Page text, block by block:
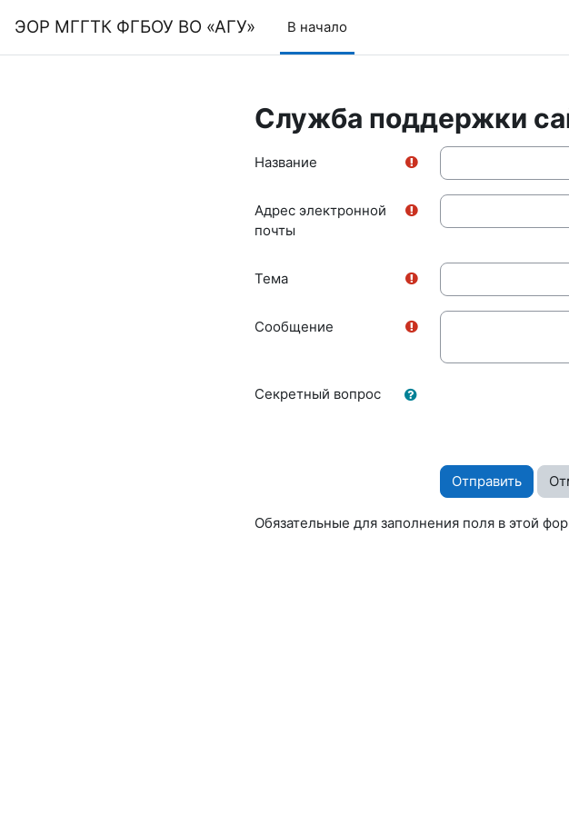
ЭОР МГГТК ФГБОУ ВО «АГУ» В начало
Служба поддержки
Название
Адрес электронной
почты
Тема
Сообщение
Секретный вопрос
Обязательные для заполнения поля в этой